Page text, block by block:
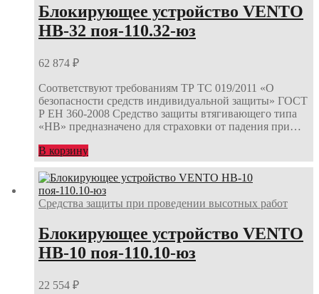
Блокирующее устройство VENTO
НВ-32 поя-110.32-юз
62 874 ₽
Соответствуют требованиям ТР ТС 019/2011 «О
безопасности средств индивидуальной защиты» ГОСТ
Р ЕН 360-2008 Средство защиты втягивающего типа
«НВ» предназначено для страховки от падения при…
В корзину
Средства защиты при проведении высотных работ
Блокирующее устройство VENTO
НВ-10 поя-110.10-юз
22 554 ₽